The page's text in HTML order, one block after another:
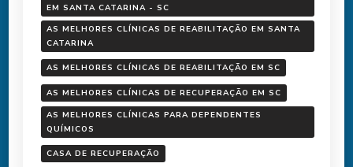
EM SANTA CATARINA - SC
AS MELHORES CLÍNICAS DE REABILITAÇÃO EM SANTA
CATARINA
AS MELHORES CLÍNICAS DE REABILITAÇÃO EM SC
AS MELHORES CLÍNICAS DE RECUPERAÇÃO EM SC
AS MELHORES CLÍNICAS PARA DEPENDENTES
QUÍMICOS
CASA DE RECUPERAÇÃO